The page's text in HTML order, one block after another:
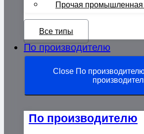
Прочая промышленная
Все типы
По производителю
Close По
По производителю